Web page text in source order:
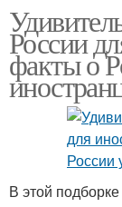
России
факты о
В этой